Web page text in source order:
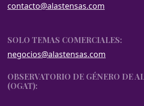
contacto@alastensas.com
SOLO TEMAS COMERCIALES:
negocios@alastensas.com
OBSERVATORIO DE GÉNERO DE
(OGAT):